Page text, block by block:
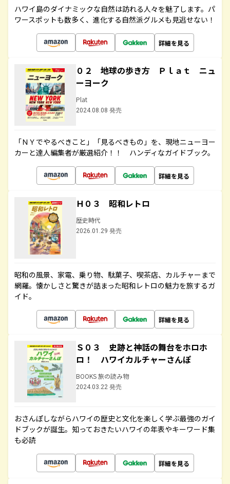
ハワイ島のダイナミックな自然は訪れる人々を魅了します。パ
ワースポットも数多く、進化する自然派グルメも見逃せない！
詳細を見る
０２ 地球の歩き方 Ｐｌａｔ ニュ
ーヨーク
Plat
2024.08.08 発売
「ＮＹでやるべきこと」「見るべきもの」を、現地ニューヨー
カーと達人編集者が厳選紹介！！ ハンディなガイドブック。
詳細を見る
Ｈ０３ 昭和レトロ
歴史時代
2026.01.29 発売
昭和の風景、家電、乗り物、駄菓子、喫茶店、カルチャーまで
網羅。懐かしさと驚きが詰まった昭和レトロの魅力を旅するガ
イド。
詳細を見る
Ｓ０３ 史跡と神話の舞台をホロホ
ロ！ ハワイカルチャーさんぽ
BOOKS 旅の読み物
2024.03.22 発売
おさんぽしながらハワイの歴史と文化を楽しく学ぶ最強のガイ
ドブックが誕生。知っておきたいハワイの年表やキーワード集
も必読
詳細を見る